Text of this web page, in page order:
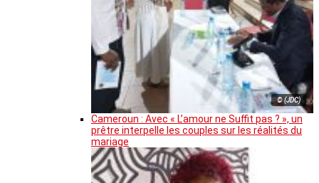
© (JDC)
Cameroun : Avec « L’amour ne Suffit pas ? », un
prêtre interpelle les couples sur les réalités du
mariage